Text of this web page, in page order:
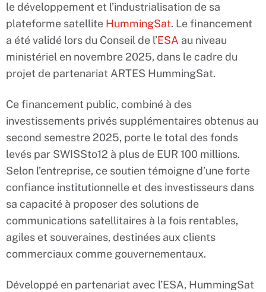
le développement et l’industrialisation de sa
plateforme satellite HummingSat. Le financement
a été validé lors du Conseil de l’ESA au niveau
ministériel en novembre 2025, dans le cadre du
projet de partenariat ARTES HummingSat.
Ce financement public, combiné à des
investissements privés supplémentaires obtenus au
second semestre 2025, porte le total des fonds
levés par SWISSto12 à plus de EUR 100 millions.
Selon l’entreprise, ce soutien témoigne d’une forte
confiance institutionnelle et des investisseurs dans
sa capacité à proposer des solutions de
communications satellitaires à la fois rentables,
agiles et souveraines, destinées aux clients
commerciaux comme gouvernementaux.
Développé en partenariat avec l’ESA, HummingSat